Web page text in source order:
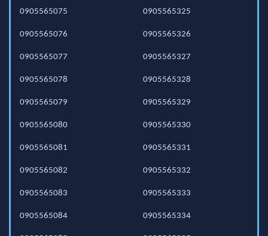
0905565075
0905565076
0905565077
0905565078
0905565079
0905565080
0905565081
0905565082
0905565083
0905565084
0905565325
0905565326
0905565327
0905565328
0905565329
0905565330
0905565331
0905565332
0905565333
0905565334